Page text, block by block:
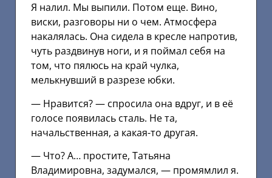
Я налил. Мы выпили. Потом еще. Вино,
виски, разговоры ни о чем. Атмосфера
накалялась. Она сидела в кресле напротив,
чуть раздвинув ноги, и я поймал себя на
том, что пялюсь на край чулка,
мелькнувший в разрезе юбки.
— Нравится? — спросила она вдруг, и в её
голосе появилась сталь. Не та,
начальственная, а какая-то другая.
— Что? А… простите, Татьяна
Владимировна, задумался, — промямлил я.